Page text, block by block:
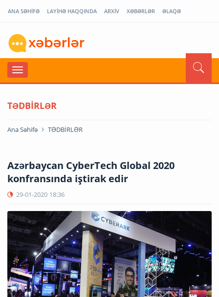
ANA SƏHİFƏ LAYİHƏ HAQQINDA ARXİV XƏBƏRLƏR ƏLAQƏ
TƏDBİRLƏR
Ana Səhifə TƏDBİRLƏR
Azərbaycan CyberTech Global 2020
konfransında iştirak edir
29-01-2020 18:36